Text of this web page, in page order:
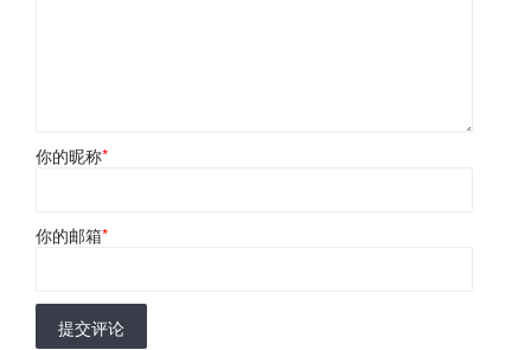
你的昵称*
你的邮箱*
提交评论